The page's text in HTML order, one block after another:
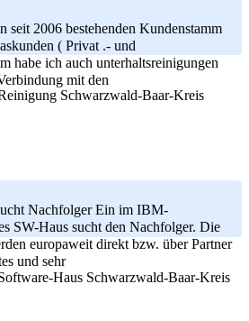
seit 2006 bestehenden Kundenstamm
( Privat .- und
habe ich auch unterhaltsreinigungen
mit den
Schwarzwald-Baar-Kreis
Nachfolger Ein im IBM-
SW-Haus sucht den Nachfolger. Die
europaweit direkt bzw. über Partner
und sehr
Schwarzwald-Baar-Kreis